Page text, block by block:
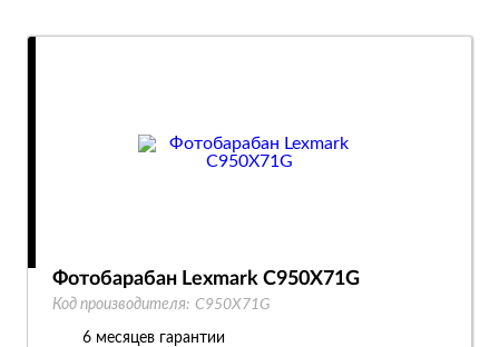
Фотобарабан Lexmark C950X71G
Код производителя: C950X71G
6 месяцев гарантии